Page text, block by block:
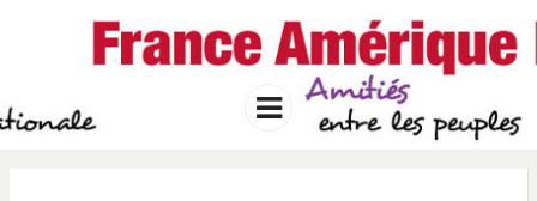
FRANCE
AMERIQUE
Solidarité international et Amitiés
entre les peuples
Menu